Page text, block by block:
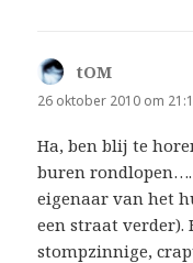
tOM
26 oktober 2010 om
Ha, ben blij te
buren
eigenaar van het
een straat verder).
stompzinnige,